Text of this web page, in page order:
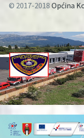
© 2017-2018 Općina